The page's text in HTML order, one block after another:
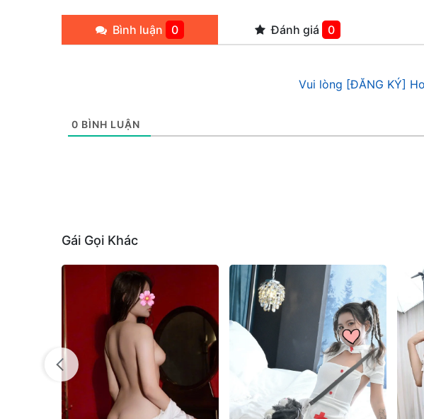
Bình luận 0 Đánh giá 0
Vui lòng [ĐĂNG KÝ]
0 BÌNH LUẬN
Gái Gọi Khác